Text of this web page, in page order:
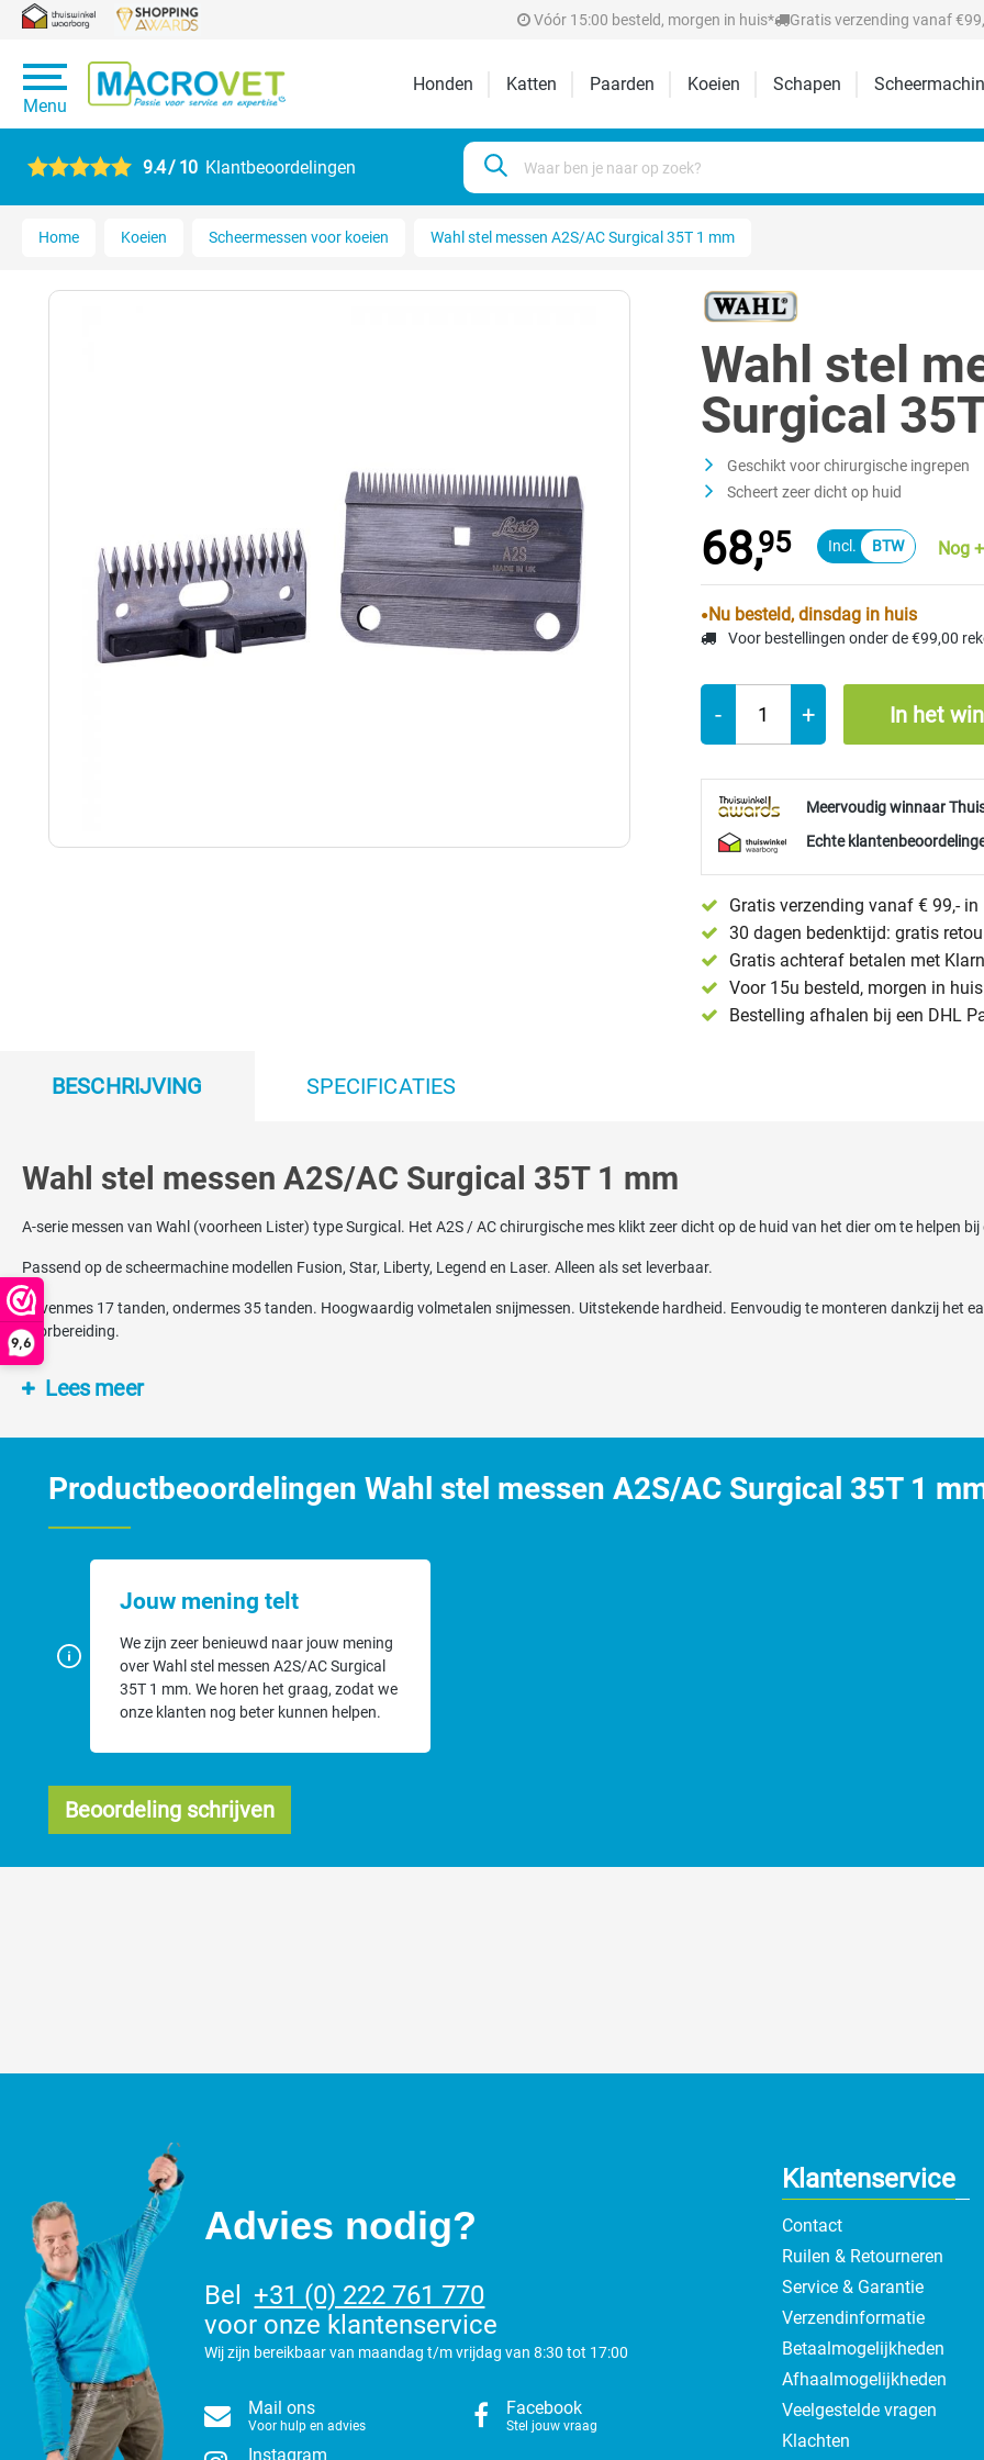
9,6
Vóór 15:00 besteld, morgen in huis* Gratis verzending vanaf
Menu
Honden Katten Paarden Koeien Schapen
9.4 / 10 Klantbeoordelingen
Home Koeien Scheermessen voor koeien Wahl stel messen A2S/AC Surgical 35T 1 mm
Wahl stel
Surgical
Geschikt voor chirurgische ingrepen
Scheert zeer dicht op huid
68,95 Nog
Nu besteld, dinsdag in huis
Voor bestellingen onder de €99,00
- + In het
Meervoudig winnaar
Echte
Gratis verzending vanaf € 99,- in
30 dagen bedenktijd: gratis
Gratis achteraf betalen met
Voor 15u besteld, morgen in
Bestelling afhalen bij een DHL
BESCHRIJVING SPECIFICATIES
Wahl stel messen A2S/AC Surgical 35T 1 mm
A-serie messen van Wahl (voorheen Lister) type Surgical. Het A2S / AC chirurgische mes klikt zeer dicht op de huid van het dier om te helpen
Passend op de scheermachine modellen Fusion, Star, Liberty, Legend en Laser. Alleen als set leverbaar.
Bovenmes 17 tanden, ondermes 35 tanden. Hoogwaardig volmetalen snijmessen. Uitstekende hardheid. Eenvoudig te monteren dankzij het
voorbereiding.
Lees meer
Productbeoordelingen Wahl stel messen A2S/AC Surgical 35T 1
Jouw mening telt
We zijn zeer benieuwd naar jouw mening
over Wahl stel messen A2S/AC Surgical
35T 1 mm. We horen het graag, zodat we
onze klanten nog beter kunnen helpen.
Beoordeling schrijven
Klantenservice
Contact
Ruilen & Retourneren
Service & Garantie
Verzendinformatie
Betaalmogelijkheden
Afhaalmogelijkheden
Veelgestelde vragen
Klachten
Advies nodig?
Bel
+31 (0) 222 761 770
voor onze klantenservice
Wij zijn bereikbaar van maandag t/m vrijdag van 8:30 tot 17:00
Mail ons
Voor hulp en advies
Facebook
Stel jouw vraag
Instagram